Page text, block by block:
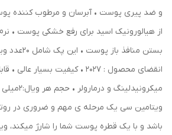
و ضد پیری پوست • آبرسان و مرطوب کننده
از هیالورونیک اسید برای رفع خشکی پوست •
بستن منافذ
انقضای محصول : 2027 • کیفیت
میکرونیدلینگ
ویتامین سی یک مرحله ی مهم و ضروری در
باشد و با یک قطره پوست شما را شارژ میکند،